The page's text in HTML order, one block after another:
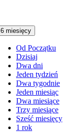
6 miesięcy
Od Początku
Dzisiaj
Dwa dni
Jeden tydzień
Dwa tygodnie
Jeden miesiąc
Dwa miesiące
Trzy miesiące
Sześć miesięcy
1 rok